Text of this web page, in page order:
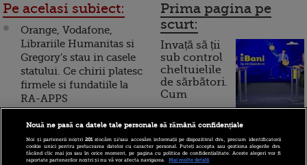
Pe acelasi subiect:
Orange, Vodafone,
Librariile Humanitas si
Gregory’s stau in casele
statului. Ce chirii platesc
firmele si fundatiile la
RA-APPS
Vodafone Romania a
marit viteza de transfer a
datelor in reteaua 4G, la
Prima pagina pe
scurt:
Invață să ții
sub control
cheltuielile
de sărbători.
Cum
funcționează cardul de
Nouă ne pasă ca datele tale personale să rămână confidențiale
Noi și partenerii noștri201stocăm și/sau accesăm informații pe dispozitivul dvs., precum identificatorii
cookie unici pentru prelucrarea datelor cu caracter personal. Puteți accepta sau gestiona alegerile dvs.
făcând clic mai jos sau în orice moment, pe pagina cu politica de confidențialitate. Aceste alegeri vor fi
raportate partenerilor noștri și nu vă vor afecta navigarea.
Mai multe detalii